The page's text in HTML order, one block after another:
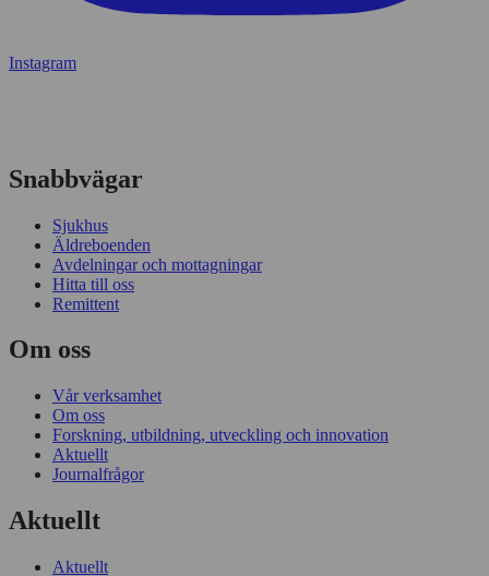
Instagram
Snabbvägar
Sjukhus
Äldreboenden
Avdelningar och mottagningar
Hitta till oss
Remittent
Om oss
Vår verksamhet
Om oss
Forskning, utbildning, utveckling och innovation
Aktuellt
Journalfrågor
Aktuellt
Aktuellt